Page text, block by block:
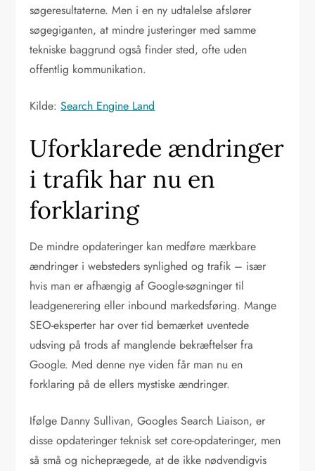
søgeresultaterne. Men i en ny udtalelse afslører
søgegiganten, at mindre justeringer med samme
tekniske baggrund også finder sted, ofte uden
offentlig kommunikation.
Kilde:Search Engine Land
Uforklarede ændringer
i trafik har nu en
forklaring
De mindre opdateringer kan medføre mærkbare
ændringer i websteders synlighed og trafik – især
hvis man er afhængig af Google-søgninger til
leadgenerering eller inbound markedsføring. Mange
SEO-eksperter har over tid bemærket uventede
udsving på trods af manglende bekræftelser fra
Google. Med denne nye viden får man nu en
forklaring på de ellers mystiske ændringer.
Ifølge Danny Sullivan, Googles Search Liaison, er
disse opdateringer teknisk set core-opdateringer, men
så små og nicheprægede, at de ikke nødvendigvis